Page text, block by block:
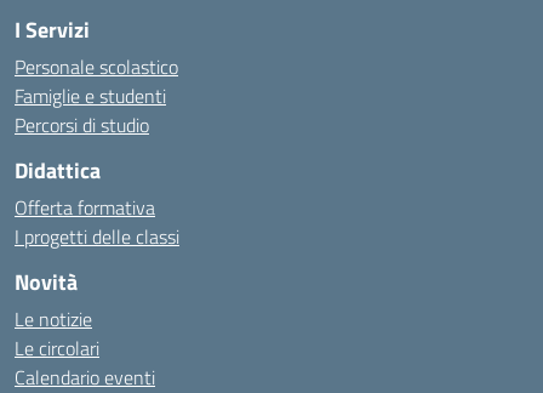
I Servizi
Personale scolastico
Famiglie e studenti
Percorsi di studio
Didattica
Offerta formativa
I progetti delle classi
Novità
Le notizie
Le circolari
Calendario eventi